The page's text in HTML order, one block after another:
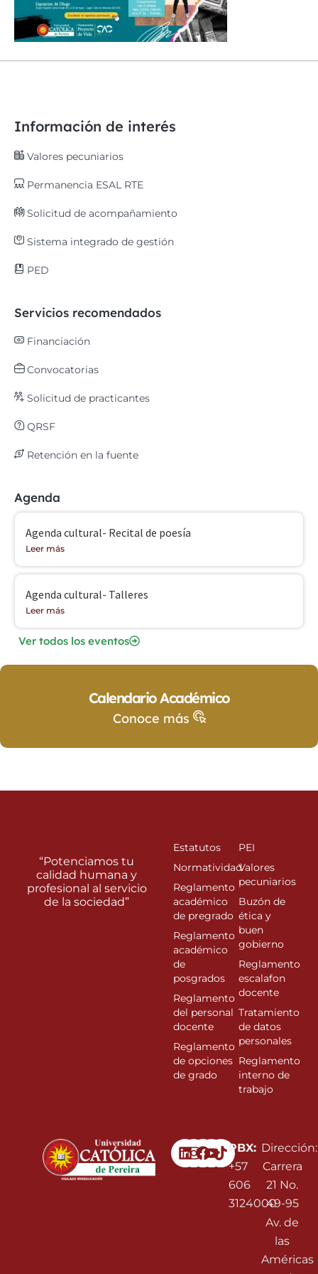
Información de interés
Valores pecuniarios
Permanencia ESAL RTE
Solicitud de acompañamiento
Sistema integrado de gestión
PED
Servicios recomendados
Financiación
Convocatorias
Solicitud de practicantes
QRSF
Retención en la fuente
Agenda
Agenda cultural- Recital de poesía
Leer más
Agenda cultural- Talleres
Leer más
Ver todos los eventos
Calendario Académico
Conoce más
Linkedin
Instagram
Facebook
Youtube
PBX:
+57
606
3124000
Dirección:
Carrera
21 No.
49-95
Av. de
las
Américas
“Potenciamos tu
calidad humana y
profesional al servicio
de la sociedad”
Estatutos
Normatividad
Reglamento
académico
de pregrado
Reglamento
académico
de
posgrados
Reglamento
del personal
docente
Reglamento
de opciones
de grado
PEI
Valores
pecuniarios
Buzón de
ética y
buen
gobierno
Reglamento
escalafon
docente
Tratamiento
de datos
personales
Reglamento
interno de
trabajo